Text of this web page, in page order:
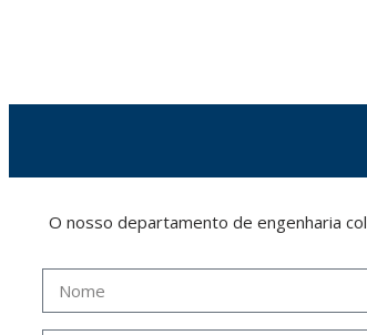
The user may at any time exercise their rights of access,
O nosso departamento de engenharia